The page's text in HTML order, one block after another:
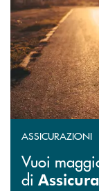
ASSICURAZIONI
Vuoi
di